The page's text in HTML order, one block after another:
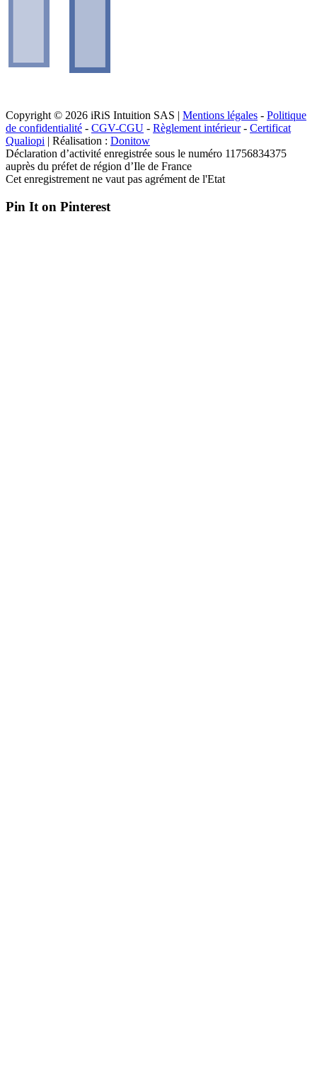
Copyright © 2026 iRiS Intuition SAS | Mentions légales - Politique
de confidentialité - CGV-CGU - Règlement intérieur- Certificat
Qualiopi | Réalisation : Donitow
Déclaration d’activité enregistrée sous le numéro 11756834375
auprès du préfet de région d’Ile de France
Cet enregistrement ne vaut pas agrément de l'Etat
Pin It on Pinterest